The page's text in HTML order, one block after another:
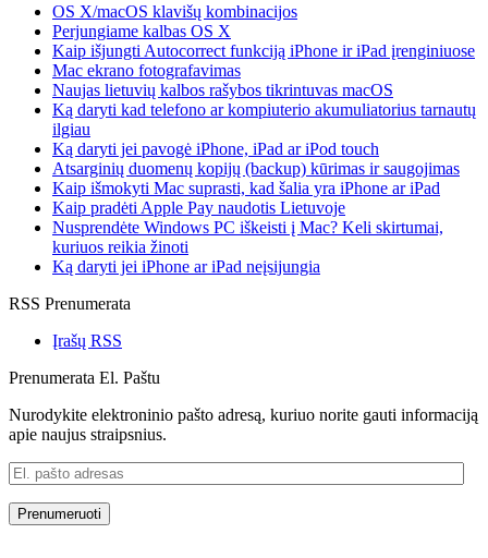
OS X/macOS klavišų kombinacijos
Perjungiame kalbas OS X
Kaip išjungti Autocorrect funkciją iPhone ir iPad įrenginiuose
Mac ekrano fotografavimas
Naujas lietuvių kalbos rašybos tikrintuvas macOS
Ką daryti kad telefono ar kompiuterio akumuliatorius tarnautų
ilgiau
Ką daryti jei pavogė iPhone, iPad ar iPod touch
Atsarginių duomenų kopijų (backup) kūrimas ir saugojimas
Kaip išmokyti Mac suprasti, kad šalia yra iPhone ar iPad
Kaip pradėti Apple Pay naudotis Lietuvoje
Nusprendėte Windows PC iškeisti į Mac? Keli skirtumai,
kuriuos reikia žinoti
Ką daryti jei iPhone ar iPad neįsijungia
RSS Prenumerata
Įrašų RSS
Prenumerata El. Paštu
Nurodykite elektroninio pašto adresą, kuriuo norite gauti informaciją
apie naujus straipsnius.
El.
pašto
adresas
Prenumeruoti